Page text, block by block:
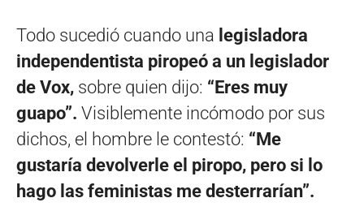
Todo sucedió cuando una legisladora
independentista piropeó a un legislador
de Vox, sobre quien dijo: “Eres muy
guapo”. Visiblemente incómodo por sus
dichos, el hombre le contestó: “Me
gustaría devolverle el piropo, pero si lo
hago las feministas me desterrarían”.